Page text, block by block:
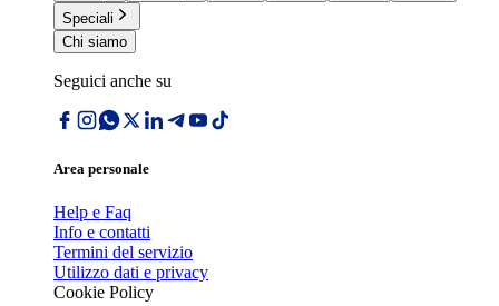
Speciali
Chi siamo
Seguici anche su
Area personale
Help e Faq
Info e contatti
Termini del servizio
Utilizzo dati e privacy
Cookie Policy